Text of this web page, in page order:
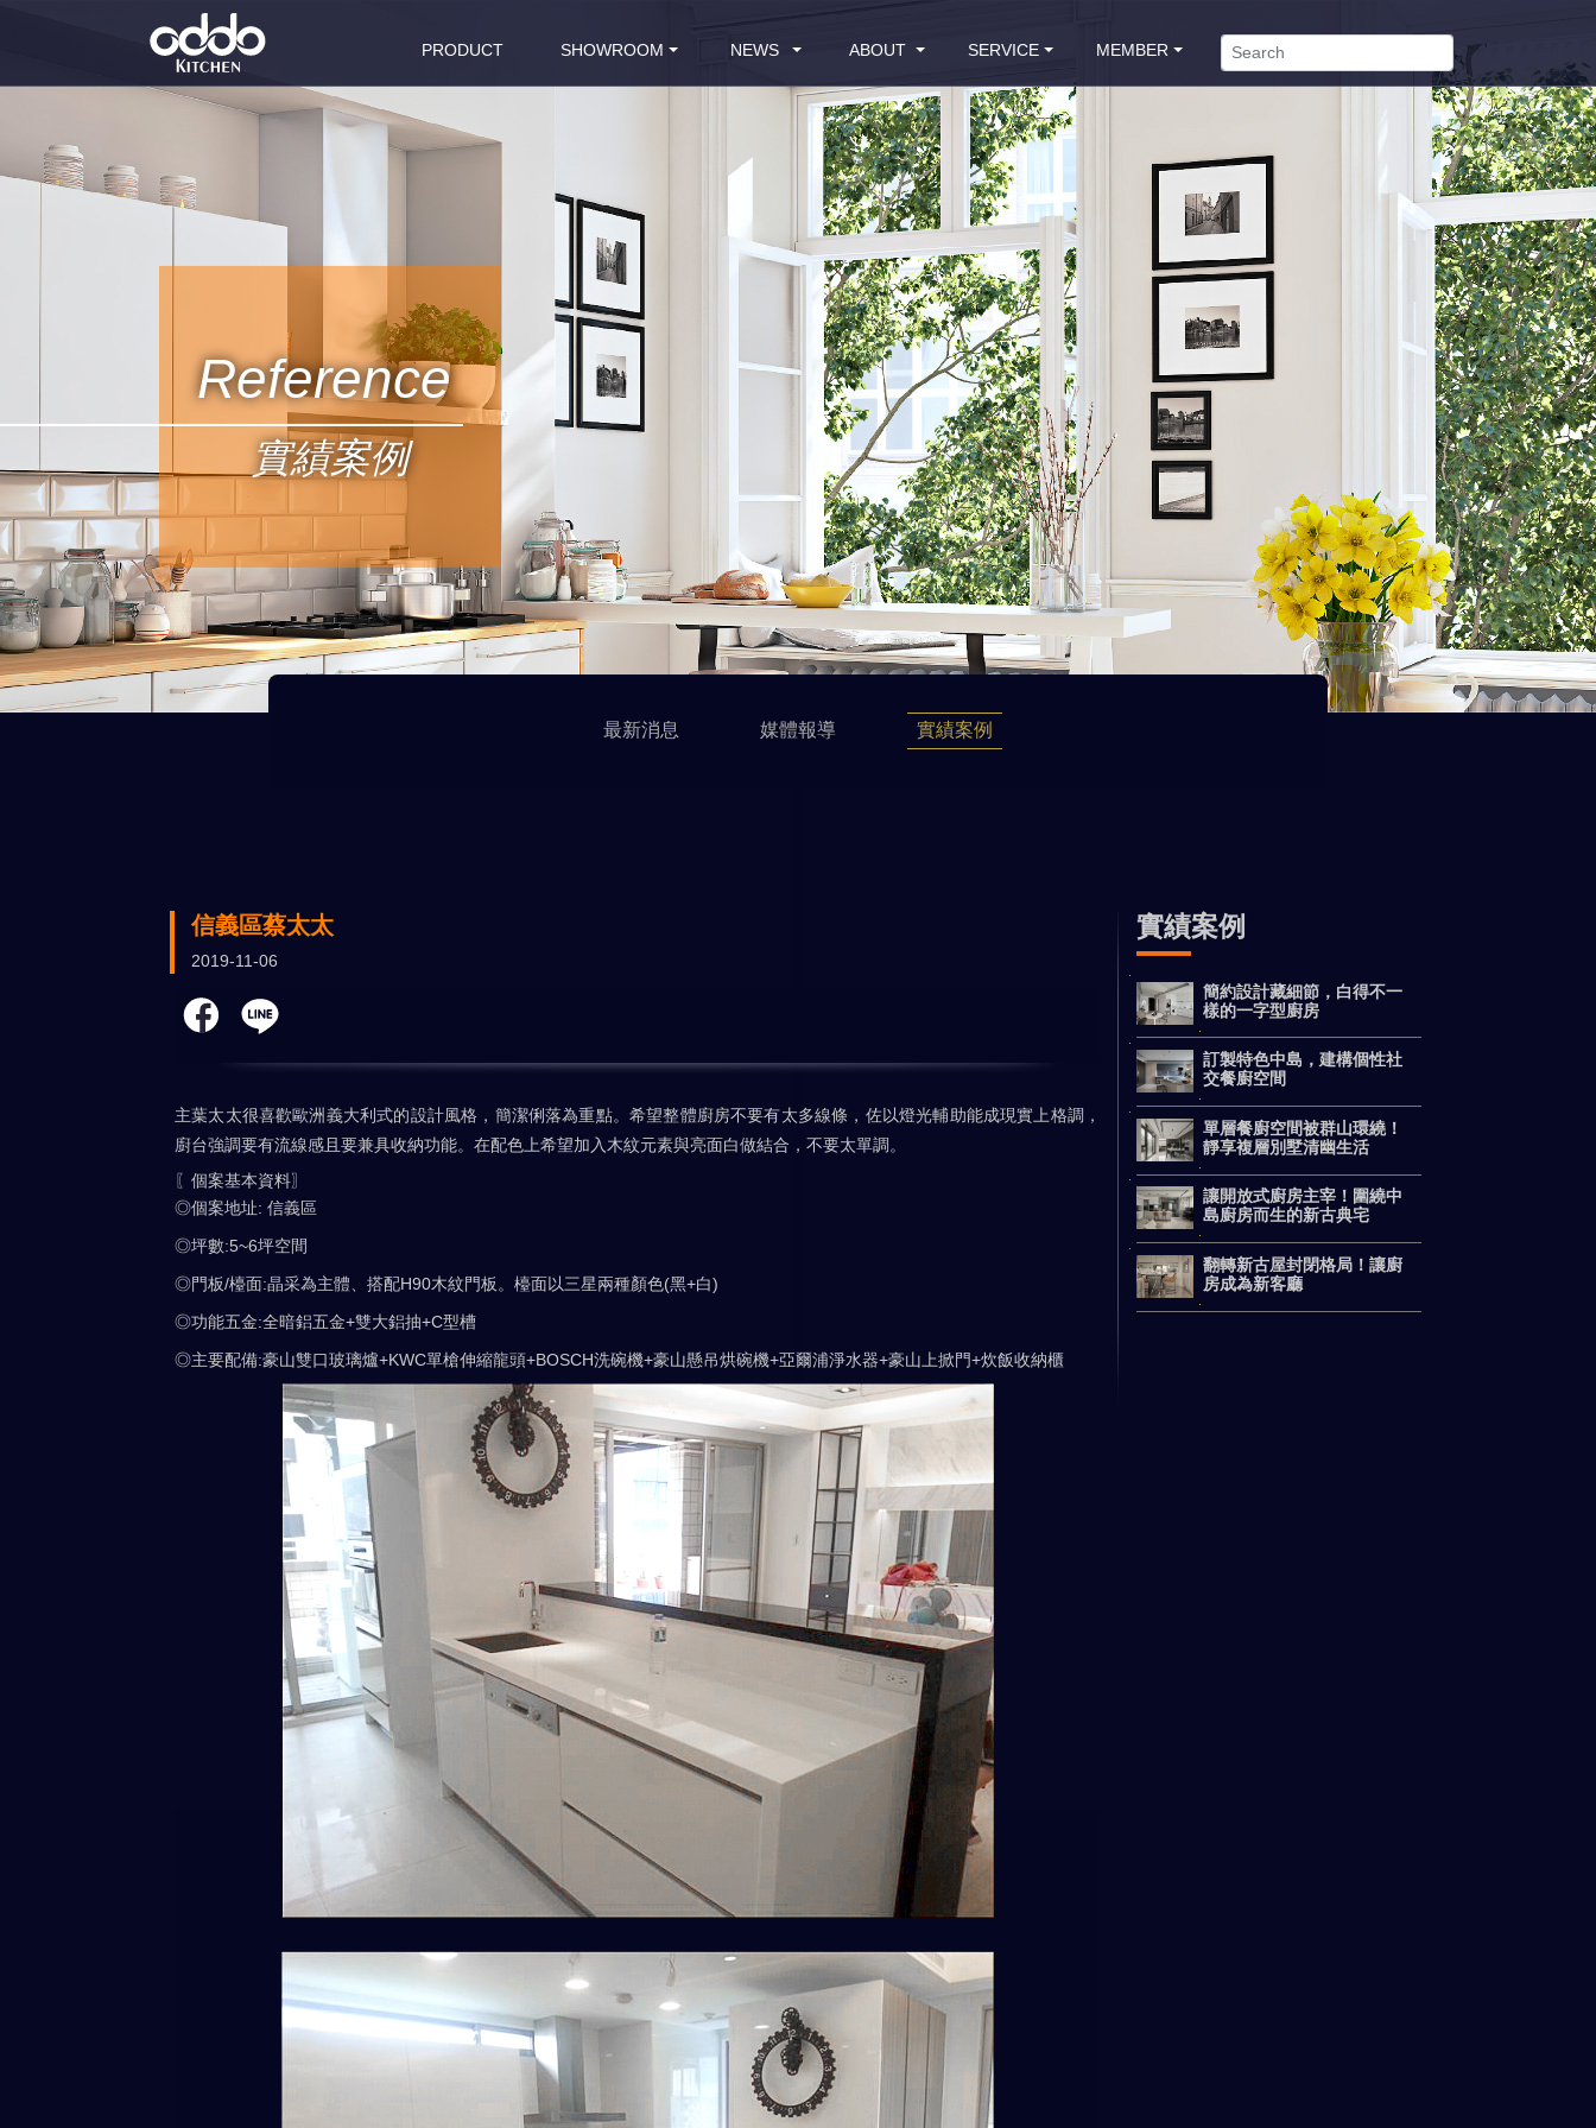
PRODUCT SHOWROOM NEWS
最新消息
ABOUT
品牌介紹
SERVICE
客戶服務
MEMBER
Reference
實績案例
最新消息 媒體報導 實績案例
信義區蔡太太
2019-11-06
主葉太太很喜歡歐洲義大利式的設計風格，簡潔俐落為重點。希望整體廚房不要有太多線條，佐以燈光輔助能成現實上格調，
廚台強調要有流線感且要兼具收納功能。在配色上希望加入木紋元素與亮面白做結合，不要太單調。
〖個案基本資料〗
◎個案地址: 信義區
◎坪數:5~6坪空間
◎門板/檯面:晶采為主體、搭配H90木紋門板。檯面以三星兩種顏色(黑+白)
◎功能五金:全暗鋁五金+雙大鋁抽+C型槽
◎主要配備:豪山雙口玻璃爐+KWC單槍伸縮龍頭+BOSCH洗碗機+豪山懸吊烘碗機+亞爾浦淨水器+豪山上掀門+炊飯收納櫃
實績案例
簡約設計藏細節，白得不一
樣的一字型廚房
訂製特色中島，建構個性社
交餐廚空間
單層餐廚空間被群山環繞！
靜享複層別墅清幽生活
讓開放式廚房主宰！圍繞中
島廚房而生的新古典宅
翻轉新古屋封閉格局！讓廚
房成為新客廳